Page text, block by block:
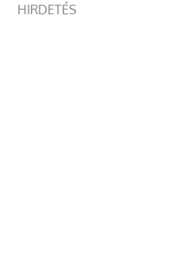
HIRDETÉS